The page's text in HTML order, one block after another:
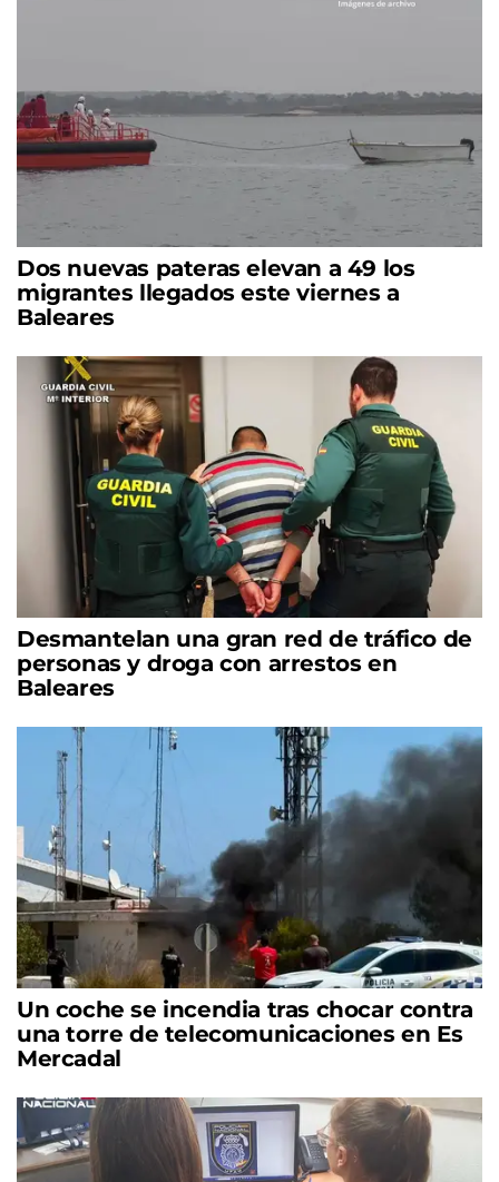
Dos nuevas pateras elevan a 49 los
migrantes llegados este viernes a
Baleares
Desmantelan una gran red de tráfico de
personas y droga con arrestos en
Baleares
Un coche se incendia tras chocar contra
una torre de telecomunicaciones en Es
Mercadal